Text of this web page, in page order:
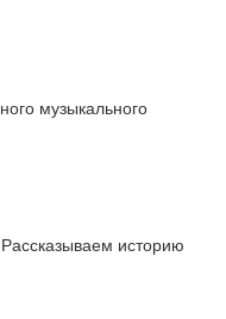
музыкального
историю